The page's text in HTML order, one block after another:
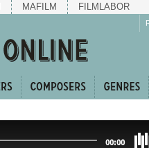
MAFILM FILMLABOR
00:00